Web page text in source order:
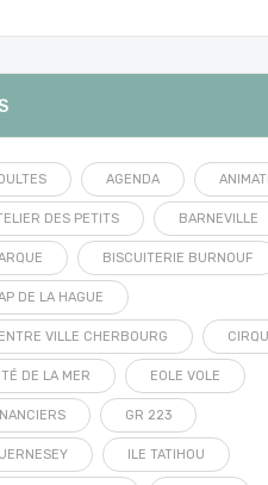
AGENDA
DES PETITS BARNEVILLE
BISCUITERIE BURNOUF
DE LA HAGUE
VILLE CHERBOURG
DE LA MER EOLE VOLE
GR 223
ILE TATIHOU